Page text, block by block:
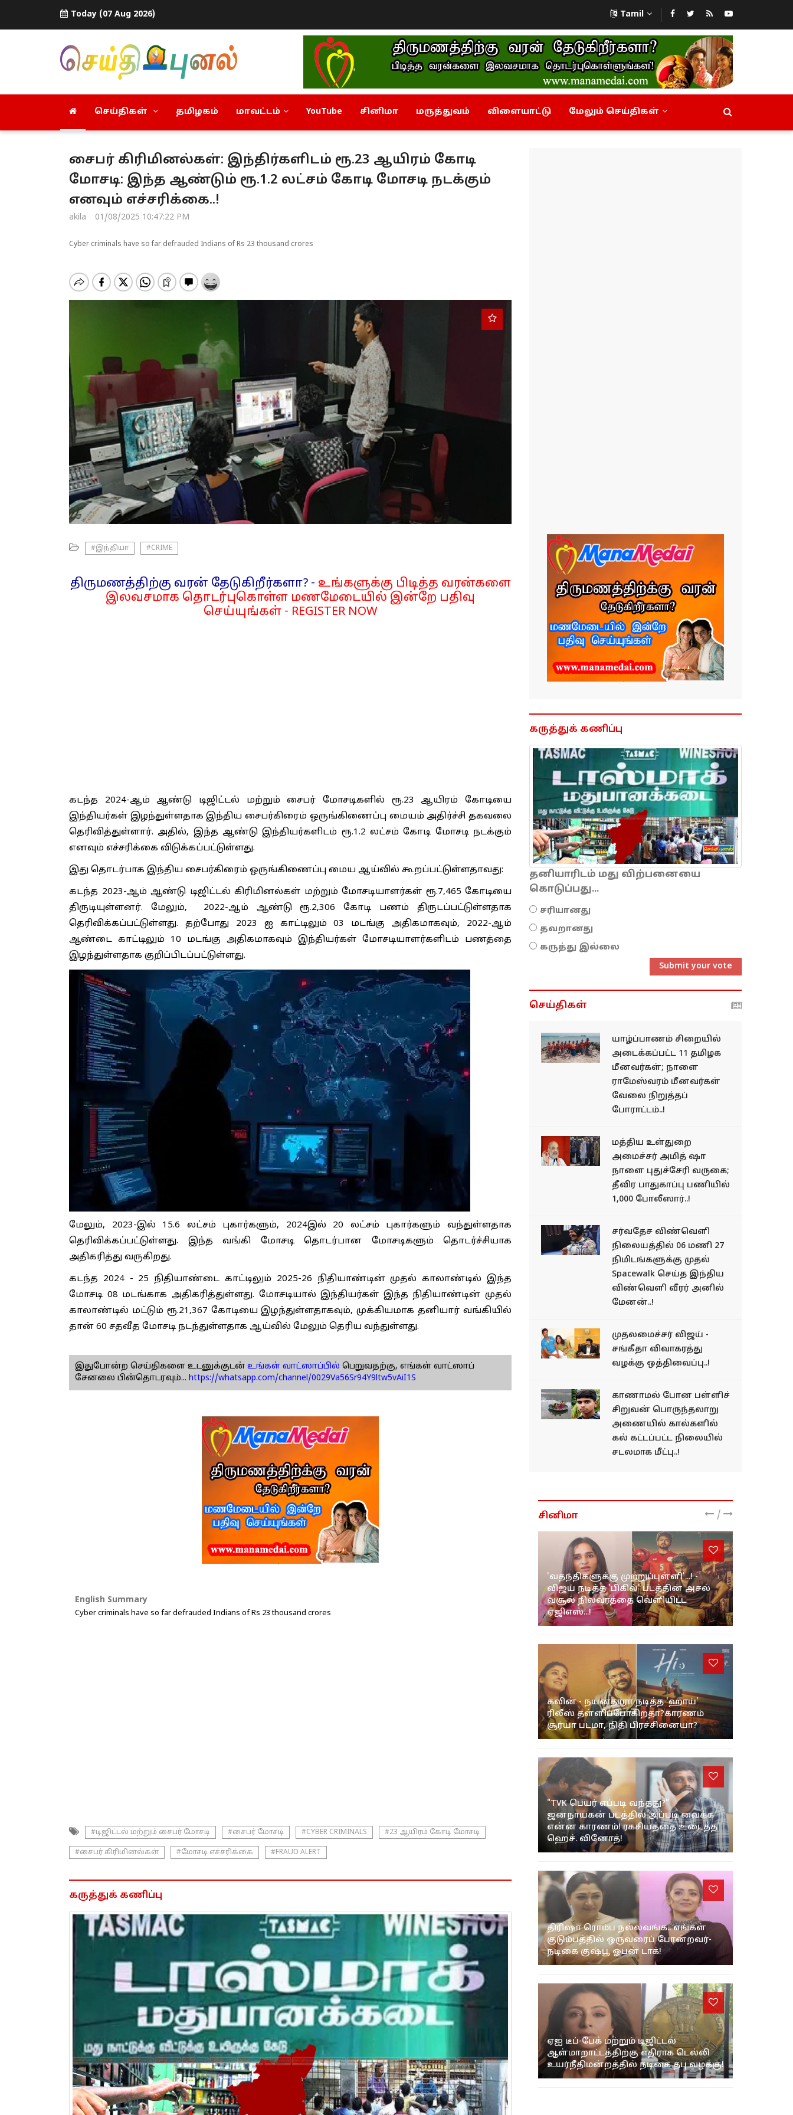
Today (07 Aug 2026) Tamil
செய்திகள் தமிழகம் மாவட்டம் YouTube சினிமா மருத்துவம் விளையாட்டு மேலும் செய்திகள்
சைபர் கிரிமினல்கள்: இந்திர்களிடம் ரூ.23 ஆயிரம் கோடி
மோசடி: இந்த ஆண்டும் ரூ.1.2 லட்சம் கோடி மோசடி நடக்கும்
எனவும் எச்சரிக்கை..!
akila 01/08/2025 10:47:22 PM
Cyber criminals have so far defrauded Indians of Rs 23 thousand crores
#இந்தியா #CRIME
திருமணத்திற்கு வரன் தேடுகிறீர்களா? - உங்களுக்கு பிடித்த வரன்களை
இலவசமாக தொடர்புகொள்ள மணமேடையில் இன்றே பதிவு
செய்யுங்கள் - REGISTER NOW
கடந்த 2024-ஆம் ஆண்டு டிஜிட்டல் மற்றும் சைபர் மோசடிகளில் ரூ.23 ஆயிரம் கோடியை
இந்தியர்கள் இழந்துள்ளதாக இந்திய சைபர்கிரைம் ஒருங்கிணைப்பு மையம் அதிர்ச்சி தகவலை
தெரிவித்துள்ளார். அதில், இந்த ஆண்டு இந்தியர்களிடம் ரூ.1.2 லட்சம் கோடி மோசடி நடக்கும்
எனவும் எச்சரிக்கை விடுக்கப்பட்டுள்ளது.
இது தொடர்பாக இந்திய சைபர்கிரைம் ஒருங்கிணைப்பு மைய ஆய்வில் கூறப்பட்டுள்ளதாவது:
கடந்த 2023-ஆம் ஆண்டு டிஜிட்டல் கிரிமினல்கள் மற்றும் மோசடியாளர்கள் ரூ.7,465 கோடியை
திருடியுள்ளனர். மேலும், 2022-ஆம் ஆண்டு ரூ.2,306 கோடி பணம் திருடப்பட்டுள்ளதாக
தெரிவிக்கப்பட்டுள்ளது. தற்போது 2023 ஐ காட்டிலும் 03 மடங்கு அதிகமாகவும், 2022-ஆம்
ஆண்டை காட்டிலும் 10 மடங்கு அதிகமாகவும் இந்தியர்கள் மோசடியாளர்களிடம் பணத்தை
இழந்துள்ளதாக குறிப்பிடப்பட்டுள்ளது.
மேலும், 2023-இல் 15.6 லட்சம் புகார்களும், 2024இல் 20 லட்சம் புகார்களும் வந்துள்ளதாக
தெரிவிக்கப்பட்டுள்ளது. இந்த வங்கி மோசடி தொடர்பான மோசடிகளும் தொடர்ச்சியாக
அதிகரித்து வருகிறது.
கடந்த 2024 - 25 நிதியாண்டை காட்டிலும் 2025-26 நிதியாண்டின் முதல் காலாண்டில் இந்த
மோசடி 08 மடங்காக அதிகரித்துள்ளது. மோசடியால் இந்தியர்கள் இந்த நிதியாண்டின் முதல்
காலாண்டில் மட்டும் ரூ.21,367 கோடியை இழந்துள்ளதாகவும், முக்கியமாக தனியார் வங்கியில்
தான் 60 சதவீத மோசடி நடந்துள்ளதாக ஆய்வில் மேலும் தெரிய வந்துள்ளது.
இதுபோன்ற செய்திகளை உடனுக்குடன் உங்கள் வாட்ஸாப்பில் பெறுவதற்கு, எங்கள் வாட்ஸாப்
சேனலை பின்தொடரவும்... https://whatsapp.com/channel/0029Va56Sr94Y9ltw5vAiI1S
English Summary
Cyber criminals have so far defrauded Indians of Rs 23 thousand crores
#டிஜிட்டல் மற்றும் சைபர் மோசடி #சைபர் மோசடி #CYBER CRIMINALS #23 ஆயிரம் கோடி மோசடி
#சைபர் கிரிமினல்கள் #மோசடி எச்சரிக்கை #FRAUD ALERT
கருத்துக் கணிப்பு
கருத்துக் கணிப்பு
தனியாரிடம் மது விற்பனையை
கொடுப்பது...
சரியானது
தவறானது
கருத்து இல்லை
Submit your vote
செய்திகள்
யாழ்ப்பாணம் சிறையில்
அடைக்கப்பட்ட 11 தமிழக
மீனவர்கள்; நாளை
ராமேஸ்வரம் மீனவர்கள்
வேலை நிறுத்தப்
போராட்டம்..!
மத்திய உள்துறை
அமைச்சர் அமித் ஷா
நாளை புதுச்சேரி வருகை;
தீவிர பாதுகாப்பு பணியில்
1,000 போலீஸார்..!
சர்வதேச விண்வெளி
நிலையத்தில் 06 மணி 27
நிமிடங்களுக்கு முதல்
Spacewalk செய்த இந்திய
விண்வெளி வீரர் அனில்
மேனன்..!
முதலமைச்சர் விஜய் -
சங்கீதா விவாகரத்து
வழக்கு ஒத்திவைப்பு..!
காணாமல் போன பள்ளிச்
சிறுவன் பொருந்தலாறு
அணையில் கால்களில்
கல் கட்டப்பட்ட நிலையில்
சடலமாக மீட்பு..!
சினிமா /
'வதந்திகளுக்கு முற்றுப்புள்ளி'...! -
விஜய் நடித்த 'பிகில்' படத்தின் அசல்
வசூல் நிலவரத்தை வெளியிட்ட
ஏஜிஎஸ்...!
கவின் - நயன்தாரா நடித்த 'ஹாய்'
ரிலீஸ் தள்ளிப்போகிறதா?காரணம்
சூர்யா படமா, நிதி பிரச்சினையா?
"TVK பெயர் எப்படி வந்தது?"
ஜனநாயகன் படத்தில் அப்படி வைக்க
என்ன காரணம்! ரகசியத்தை உடைத்த
ஹெச். வினோத்!
திரிஷா ரொம்ப நல்லவங்க.. எங்கள்
குடும்பத்தில் ஒருவரைப் போன்றவர்-
நடிகை குஷ்பூ ஓபன் டாக்!
ஏஐ டீப்-பேக் மற்றும் டிஜிட்டல்
ஆள்மாறாட்டத்திற்கு எதிராக டெல்லி
உயர்நீதிமன்றத்தில் நடிகை தபு வழக்கு!